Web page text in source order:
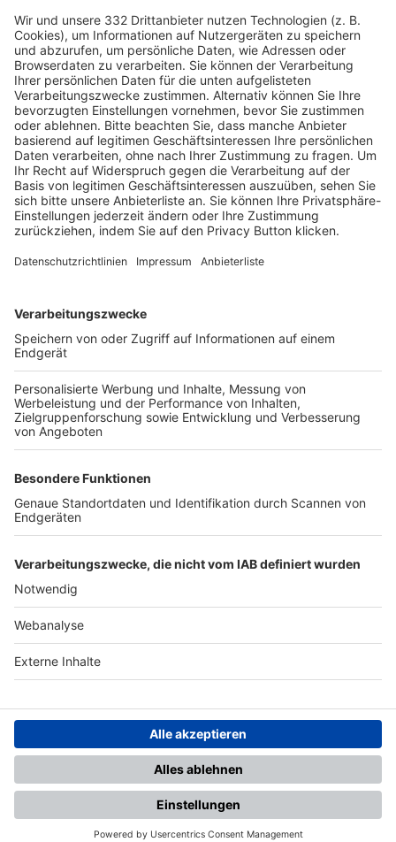
HÄUFIG BESUCHTE SEITEN
Pässe und Vereinswechsel
Trainerausbildung
Schulungsangebot Vereinsmitarbeiter
BFV-Geschäftsstellen
Trainerbörse
Login SpielPlus
FOLGE DEM BFV
TOP-VEREINE
TOP-PARTNER
SFV DFB
Nutzungsbedingungen Datenschutz Impressum
Ihr Gerät wird möglicherweise
nicht vollständig unterstützt.
Für die beste Nutzung empfehlen
wir ein kompatibles Gerät oder
einen aktuellen Browser.